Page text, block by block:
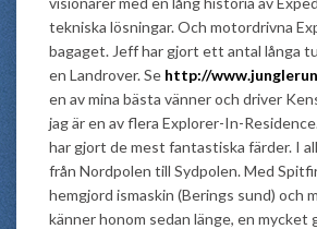
tekniska lösningar. Och motordrivna
bagaget. Jeff har gjort ett antal långa
en Landrover. Se http://
en av mina bästa vänner och driver
jag är en av flera Explorer-In-
har gjort de mest fantastiska färder. I
från Nordpolen till Sydpolen. Med
hemgjord ismaskin (Berings sund) och
känner honom sedan länge, en mycket